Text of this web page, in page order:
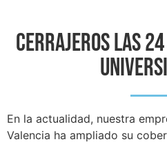
CERRAJEROS LAS
En la actualidad, nuestra
Valencia ha ampliado su